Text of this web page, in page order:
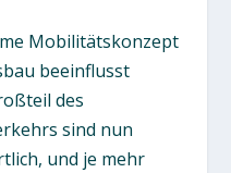
Mobilitätskonzept
beeinflusst
des
sind nun
und je mehr